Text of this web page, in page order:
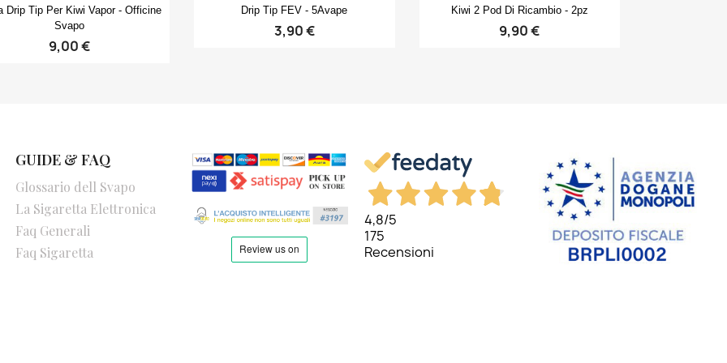
 Anteprima
Drip Tip Per Kiwi Vapor - Officine
Svapo
9,00 €
Anteprima
Drip Tip FEV - 5Avape
3,90 €
Anteprima
Kiwi 2 Pod Di Ricambio - 2pz
9,90 €
GUIDE & FAQ
Glossario dell Svapo
La Sigaretta Elettronica
Faq Generali
Faq Sigaretta
4,8/5
175
Recensioni